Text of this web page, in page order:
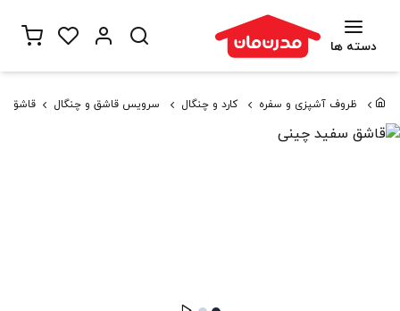
دسته ها
ظروف آشپزی و سفره کارد و چنگال سرویس قاشق و چنگال قاشق